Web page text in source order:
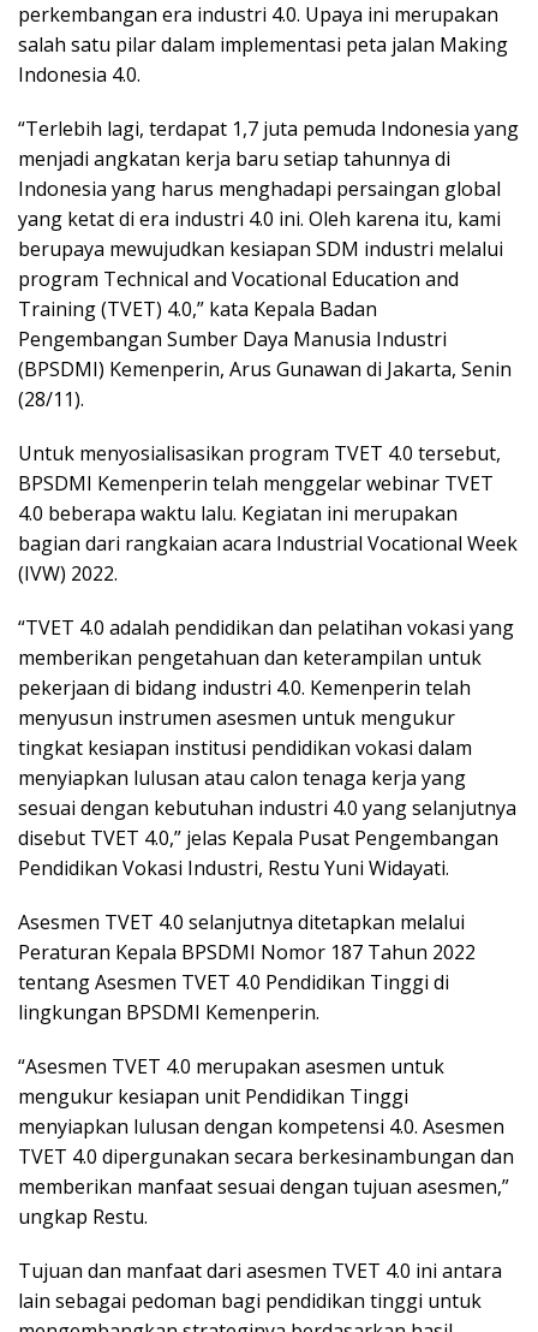
perkembangan era industri 4.0. Upaya ini merupakan
salah satu pilar dalam implementasi peta jalan Making
Indonesia 4.0.
“Terlebih lagi, terdapat 1,7 juta pemuda Indonesia yang
menjadi angkatan kerja baru setiap tahunnya di
Indonesia yang harus menghadapi persaingan global
yang ketat di era industri 4.0 ini. Oleh karena itu, kami
berupaya mewujudkan kesiapan SDM industri melalui
program Technical and Vocational Education and
Training (TVET) 4.0,” kata Kepala Badan
Pengembangan Sumber Daya Manusia Industri
(BPSDMI) Kemenperin, Arus Gunawan di Jakarta, Senin
(28/11).
Untuk menyosialisasikan program TVET 4.0 tersebut,
BPSDMI Kemenperin telah menggelar webinar TVET
4.0 beberapa waktu lalu. Kegiatan ini merupakan
bagian dari rangkaian acara Industrial Vocational Week
(IVW) 2022.
“TVET 4.0 adalah pendidikan dan pelatihan vokasi yang
memberikan pengetahuan dan keterampilan untuk
pekerjaan di bidang industri 4.0. Kemenperin telah
menyusun instrumen asesmen untuk mengukur
tingkat kesiapan institusi pendidikan vokasi dalam
menyiapkan lulusan atau calon tenaga kerja yang
sesuai dengan kebutuhan industri 4.0 yang selanjutnya
disebut TVET 4.0,” jelas Kepala Pusat Pengembangan
Pendidikan Vokasi Industri, Restu Yuni Widayati.
Asesmen TVET 4.0 selanjutnya ditetapkan melalui
Peraturan Kepala BPSDMI Nomor 187 Tahun 2022
tentang Asesmen TVET 4.0 Pendidikan Tinggi di
lingkungan BPSDMI Kemenperin.
“Asesmen TVET 4.0 merupakan asesmen untuk
mengukur kesiapan unit Pendidikan Tinggi
menyiapkan lulusan dengan kompetensi 4.0. Asesmen
TVET 4.0 dipergunakan secara berkesinambungan dan
memberikan manfaat sesuai dengan tujuan asesmen,”
ungkap Restu.
Tujuan dan manfaat dari asesmen TVET 4.0 ini antara
lain sebagai pedoman bagi pendidikan tinggi untuk